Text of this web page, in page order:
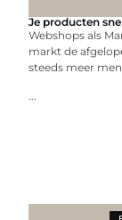
Je producten
Webshops als
markt de
steeds meer
...